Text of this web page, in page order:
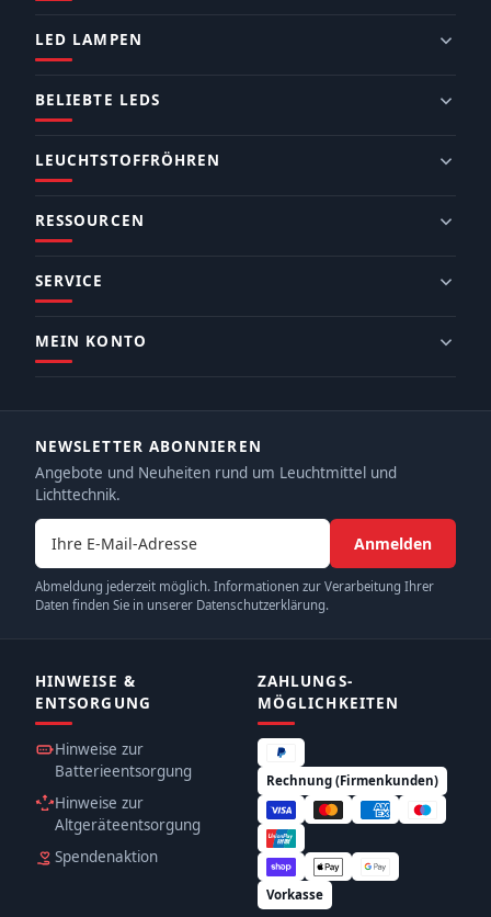
LED LAMPEN
BELIEBTE LEDS
LEUCHTSTOFFRÖHREN
RESSOURCEN
SERVICE
MEIN KONTO
NEWSLETTER ABONNIEREN
Angebote und Neuheiten rund um Leuchtmittel und
Lichttechnik.
E-Mail-Adresse
Anmelden
Abmeldung jederzeit möglich. Informationen zur Verarbeitung Ihrer
Daten finden Sie in unserer Datenschutzerklärung.
HINWEISE &
ENTSORGUNG
Hinweise zur
Batterieentsorgung
Hinweise zur
Altgeräteentsorgung
Spendenaktion
ZAHLUNGS­
MÖGLICHKEITEN
Rechnung (Firmenkunden)
Vorkasse